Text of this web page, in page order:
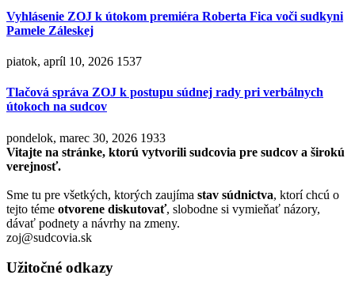
Vyhlásenie ZOJ k útokom premiéra Roberta Fica voči sudkyni
Pamele Záleskej
piatok, apríl 10, 2026 1537
Tlačová správa ZOJ k postupu súdnej rady pri verbálnych
útokoch na sudcov
pondelok, marec 30, 2026 1933
Vitajte na stránke, ktorú vytvorili sudcovia pre sudcov a širokú
verejnosť.
Sme tu pre všetkých, ktorých zaujíma stav súdnictva, ktorí chcú o
tejto téme otvorene diskutovať, slobodne si vymieňať názory,
dávať podnety a návrhy na zmeny.
zoj@sudcovia.sk
Užitočné odkazy